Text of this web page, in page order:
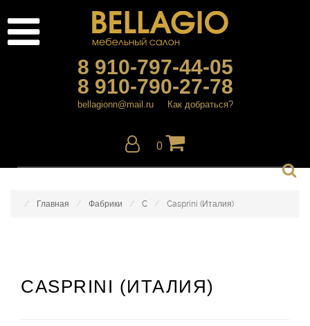
8 910-797-44-05
8 910-790-27-78
bellagionn@mail.ru Как добраться?
0
Главная Фабрики C Casprini (Италия)
CASPRINI (ИТАЛИЯ)